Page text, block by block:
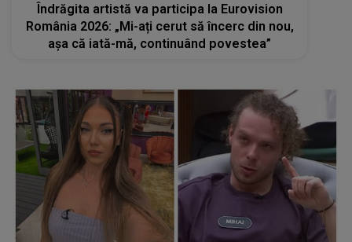
Îndrăgita artistă va participa la Eurovision
România 2026: „Mi-ați cerut să încerc din nou,
așa că iată-mă, continuând povestea”